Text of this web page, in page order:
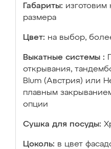
Габариты:
размера
Цвет: на выбор,
Выкатные системы :
открывания,
Blum (Австрия) или
плавным
опции
Сушка для посуды:
Цоколь: в цвет